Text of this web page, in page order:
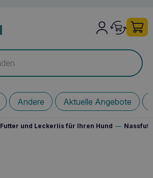
Andere Aktuelle Angebote
Futter und Leckerlis für Ihren Hund —